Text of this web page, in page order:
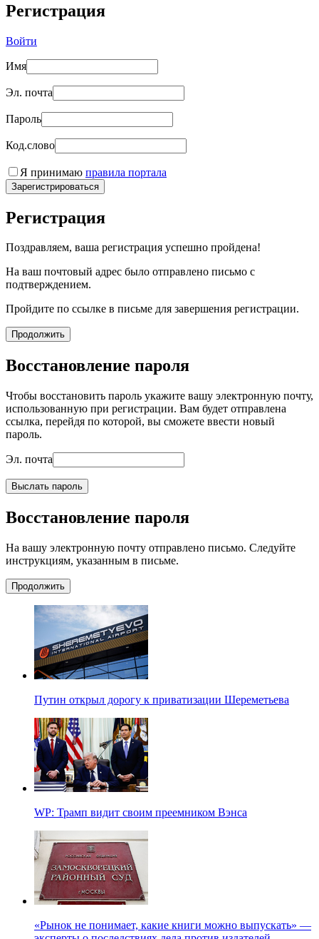
Регистрация
Войти
Имя
Эл. почта
Пароль
Код.слово
Я принимаю правила портала
Зарегистрироваться
Регистрация
Поздравляем, ваша регистрация успешно пройдена!
На ваш почтовый адрес было отправлено письмо с
подтверждением.
Пройдите по ссылке в письме для завершения регистрации.
Продолжить
Восстановление пароля
Чтобы восстановить пароль укажите вашу электронную почту,
использованную при регистрации. Вам будет отправлена
ссылка, перейдя по которой, вы сможете ввести новый
пароль.
Эл. почта
Выслать пароль
Восстановление пароля
На вашу электронную почту отправлено письмо. Следуйте
инструкциям, указанным в письме.
Продолжить
Путин открыл дорогу к приватизации Шереметьева
WP: Трамп видит своим преемником Вэнса
«Рынок не понимает, какие книги можно выпускать» —